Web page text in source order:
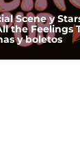
Scene y
the Feelings
y boletos